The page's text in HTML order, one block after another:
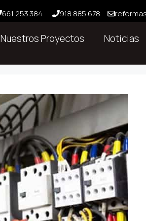
661 253 384 918 885 678
Nuestros Proyectos Noticias